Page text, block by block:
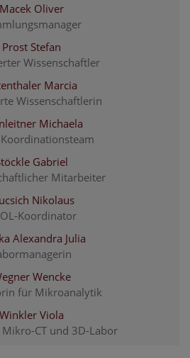
Macek Oliver
Prost Stefan
Wissenschaftler
Marcia
Wissenschaftlerin
Michaela
Gabriel
Mitarbeiter
Nikolaus
Koordinator
Alexandra Julia
Wencke
für Mikroanalytik
Winkler Viola
CT und 3D-Labor